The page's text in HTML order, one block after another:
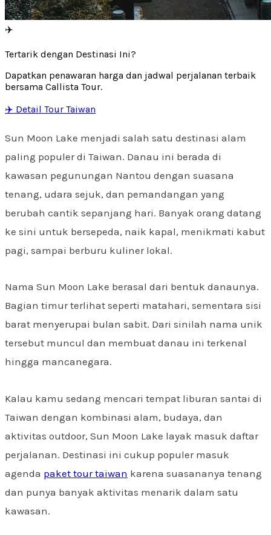
✈️
Tertarik dengan Destinasi Ini?
Dapatkan penawaran harga dan jadwal perjalanan terbaik
bersama Callista Tour.
✈️ Detail Tour Taiwan
Sun Moon Lake menjadi salah satu destinasi alam
paling populer di Taiwan. Danau ini berada di
kawasan pegunungan Nantou dengan suasana
tenang, udara sejuk, dan pemandangan yang
berubah cantik sepanjang hari. Banyak orang datang
ke sini untuk bersepeda, naik kapal, menikmati kabut
pagi, sampai berburu kuliner lokal.
Nama Sun Moon Lake berasal dari bentuk danaunya.
Bagian timur terlihat seperti matahari, sementara sisi
barat menyerupai bulan sabit. Dari sinilah nama unik
tersebut muncul dan membuat danau ini terkenal
hingga mancanegara.
Kalau kamu sedang mencari tempat liburan santai di
Taiwan dengan kombinasi alam, budaya, dan
aktivitas outdoor, Sun Moon Lake layak masuk daftar
perjalanan. Destinasi ini cukup populer masuk
agenda paket tour taiwan karena suasananya tenang
dan punya banyak aktivitas menarik dalam satu
kawasan.